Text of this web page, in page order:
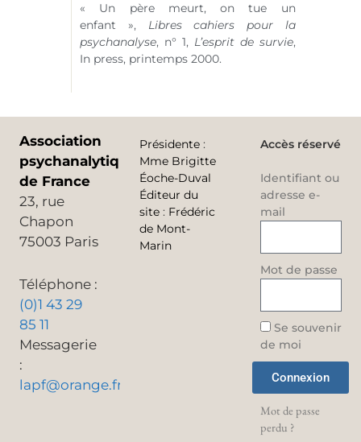
« Un père meurt, on tue un
enfant », Libres cahiers pour la
psychanalyse, n° 1, L’esprit de survie,
In press, printemps 2000.
Association
psychanalytique
de France
23, rue
Chapon
75003 Paris
Téléphone :
(0)1 43 29
85 11
Messagerie
:
lapf@orange.fr
Présidente :
Mme Brigitte
Éoche-Duval
Éditeur du
site : Frédéric
de Mont-
Marin
Accès réservé
Identifiant ou
adresse e-
mail
Mot de passe
Se souvenir
de moi
Connexion
Mot de passe
perdu ?